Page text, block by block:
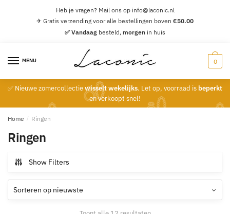
Heb je vragen? Mail ons op info@laconic.nl
✈ Gratis verzending voor alle bestellingen boven €50.00
✅ Vandaag besteld, morgen in huis
MENU 0
✅ Nieuwe zomercollectiewisselt wekelijks. Let op, voorraad is beperkt
en verkoopt snel!
Home / Ringen
Ringen
Show Filters